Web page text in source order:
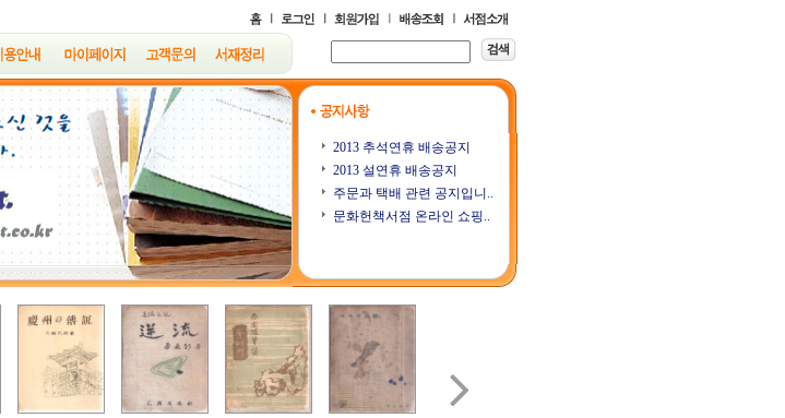
2013 추석연휴 배송공지
2013 설연휴 배송공지
주문과 택배 관련 공지입니..
문화헌책서점 온라인 쇼핑..
